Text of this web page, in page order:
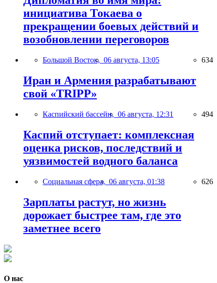
инициатива Токаева о
прекращении боевых действий и
возобновлении переговоров
Большой Восток, 06 августа, 13:05 634
Иран и Армения разрабатывают
свой «TRIPP»
Каспийский бассейн, 06 августа, 12:31 494
Каспий отступает: комплексная
оценка рисков, последствий и
уязвимостей водного баланса
Социальная сфера, 06 августа, 01:38 626
Зарплаты растут, но жизнь
дорожает быстрее там, где это
заметнее всего
О нас